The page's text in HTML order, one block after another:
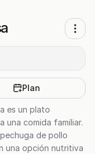
Plan
es un plato
una comida familiar.
de pollo
una opción nutritiva